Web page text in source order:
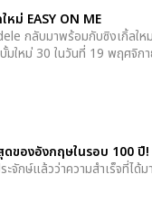
ม่ EASY ON ME
กลับมาพร้อมกับซิงเกิ้ลใ
ใหม่ 30 ในวันที่ 19 พฤศจิก
ของอังกฤษในรอบ 100 ปี!
กษ์แล้วว่าความสำเร็จที่ได้ม